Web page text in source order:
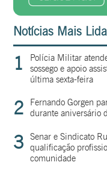
Notícias Mais
1
Polícia Militar
sossego e apoio
última sexta-feira
2
Fernando Gorgen
durante aniversário
3
Senar e Sindicato
qualificação
comunidade